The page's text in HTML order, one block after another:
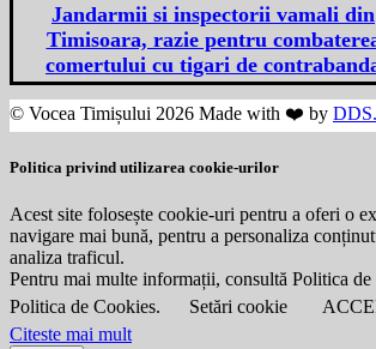
Jandarmii si inspectorii vamali din
Timisoara, razie pentru
comertului cu tigari de
© Vocea Timișului 2026 Made with ❤️ by
Politica privind utilizarea cookie-urilor
Acest site folosește cookie-uri pentru a oferi o
navigare mai bună, pentru a personaliza
analiza traficul.
Pentru mai multe informații, consultă Politica
Politica de Cookies.
Setări cookie
Citeste mai mult